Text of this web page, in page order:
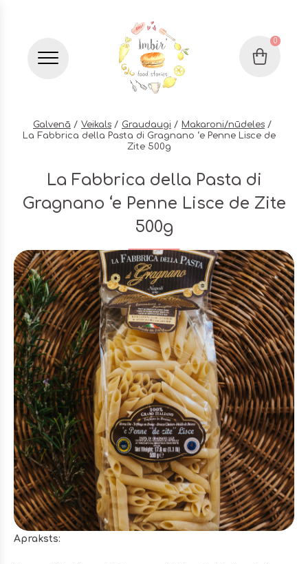
Бургер меню Grozs
0
Galvenā Veikals Graudaugi
Makaroni/nūdeles
La Fabbrica della Pasta di Gragnano ‘e Penne Lisce de
Zite 500g
La Fabbrica della Pasta di
Gragnano ‘e Penne Lisce de Zite
500g
Apraksts: